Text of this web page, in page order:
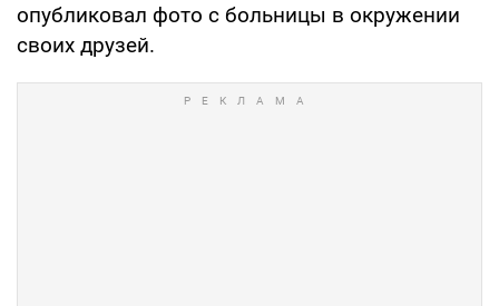
опубликовал фото с больницы в окружении
своих друзей.